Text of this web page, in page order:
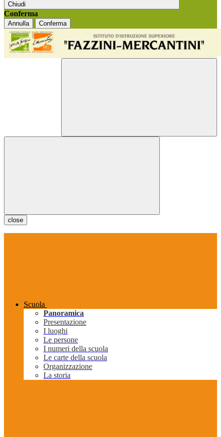
Chiudi
Conferma
Annulla Conferma
close
Scuola
Panoramica
Presentazione
I luoghi
Le persone
I numeri della scuola
Le carte della scuola
Organizzazione
La storia